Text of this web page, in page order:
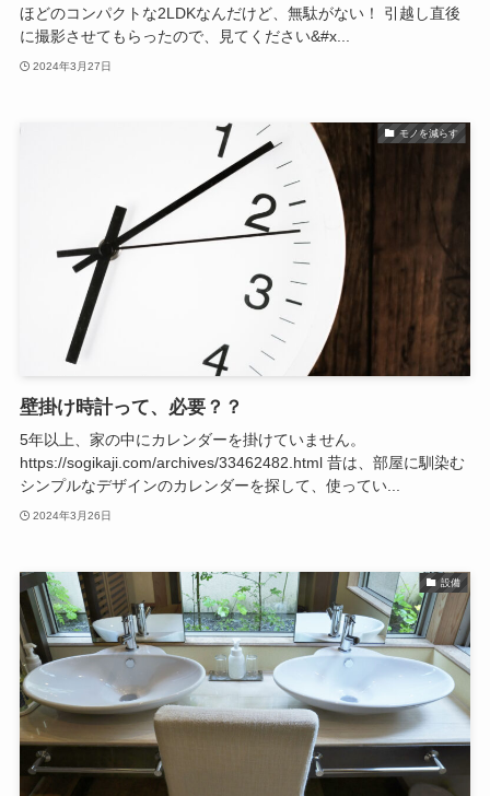
ほどのコンパクトな2LDKなんだけど、無駄がない！ 引越し直後
に撮影させてもらったので、見てください&#x...
2024年3月27日
モノを減らす
壁掛け時計って、必要？？
5年以上、家の中にカレンダーを掛けていません。
https://sogikaji.com/archives/33462482.html 昔は、部屋に馴染む
シンプルなデザインのカレンダーを探して、使ってい...
2024年3月26日
設備